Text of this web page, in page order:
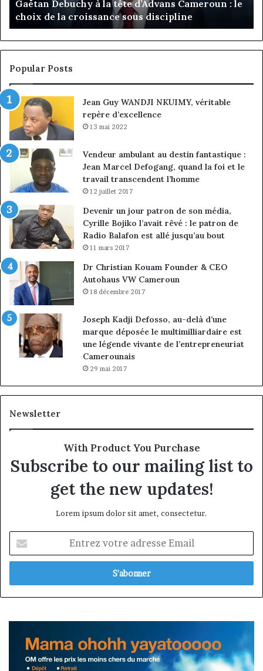
de
l’expérience
client
à
la
conquête
marché
des
entreprises
passe de l’expérience client à la conquête du
marché des entreprises
Popular Posts
Jean Guy WANDJI NKUIMY, véritable
repère d’excellence
13 mai 2022
Vendeur ambulant au destin fantastique :
Jean Marcel Defogang, quand la foi et le
travail transcendent l’homme
12 juillet 2017
Devenir un jour patron de son média,
Cyrille Bojiko l’avait rêvé : le patron de
Radio Balafon est allé jusqu’au bout
11 mars 2017
Dr Christian Kouam Founder & CEO
Autohaus VW Cameroun
18 décembre 2017
Joseph Kadji Defosso, au-delà d’une
marque déposée le multimilliardaire est
une légende vivante de l’entrepreneuriat
Camerounais
29 mai 2017
Newsletter
With Product You Purchase
Subscribe to our mailing list to
get the new updates!
Lorem ipsum dolor sit amet, consectetur.
votre
adresse